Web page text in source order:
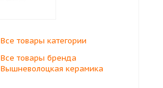
Все товары категории
Все товары бренда
Вышневолоцкая керамика